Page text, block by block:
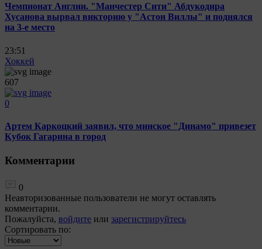
Чемпионат Англии. "Манчестер Сити" Абдукодира
Хусанова вырвал викторию у "Астон Виллы" и поднялся
на 3-е место
23:51
Хоккей
607
0
Артем Каркоцкий заявил, что минское "Динамо" привезет
Кубок Гагарина в город
Комментарии
0
Неавторизованные пользователи не могут оставлять
комментарии.
Пожалуйста, войдите или зарегистрируйтесь
Сортировать по: